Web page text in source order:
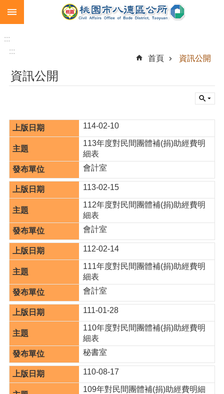
跳到主要內容區塊
市
民
急
難
救
助
進
階
搜
尋
本
區
介
紹
訊
息
公
告
生
活
便
民
資
:::
:::
首頁
資訊公開
資訊公開
114-02-10
113年度對民間團體補(捐)助經費明
細表
會計室
113-02-15
112年度對民間團體補(捐)助經費明
細表
會計室
112-02-14
111年度對民間團體補(捐)助經費明
細表
會計室
111-01-28
110年度對民間團體補(捐)助經費明
細表
秘書室
110-08-17
109年對民間團體補(捐)助經費明細